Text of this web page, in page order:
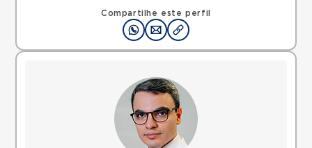
Compartilhe este perfil